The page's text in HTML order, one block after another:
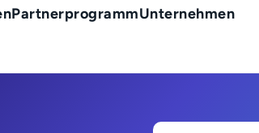
PartnerprogrammUnternehmen